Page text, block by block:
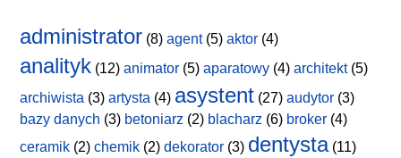
administrator (8) agent(5) aktor (4)
analityk (12) animator (5) aparatowy (4) architekt(5)
archiwista (3) artysta (4) asystent (27) audytor (3)
bazy danych (3) betoniarz (2) blacharz (6) broker (4)
ceramik (2) chemik (2) dekorator (3) dentysta(11)